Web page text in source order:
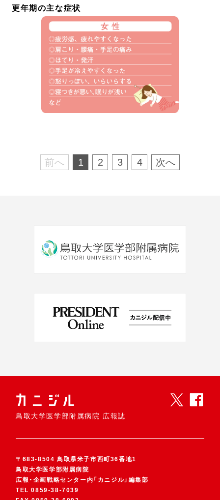
更年期の主な症状
前へ 1 2 3 4 次へ
鳥取大学医学部附属病院 広報誌
〒683-8504 鳥取県米子市西町36番地1
鳥取大学医学部附属病院
広報・企画戦略センター内「カニジル」編集部
TEL0859-38-7039